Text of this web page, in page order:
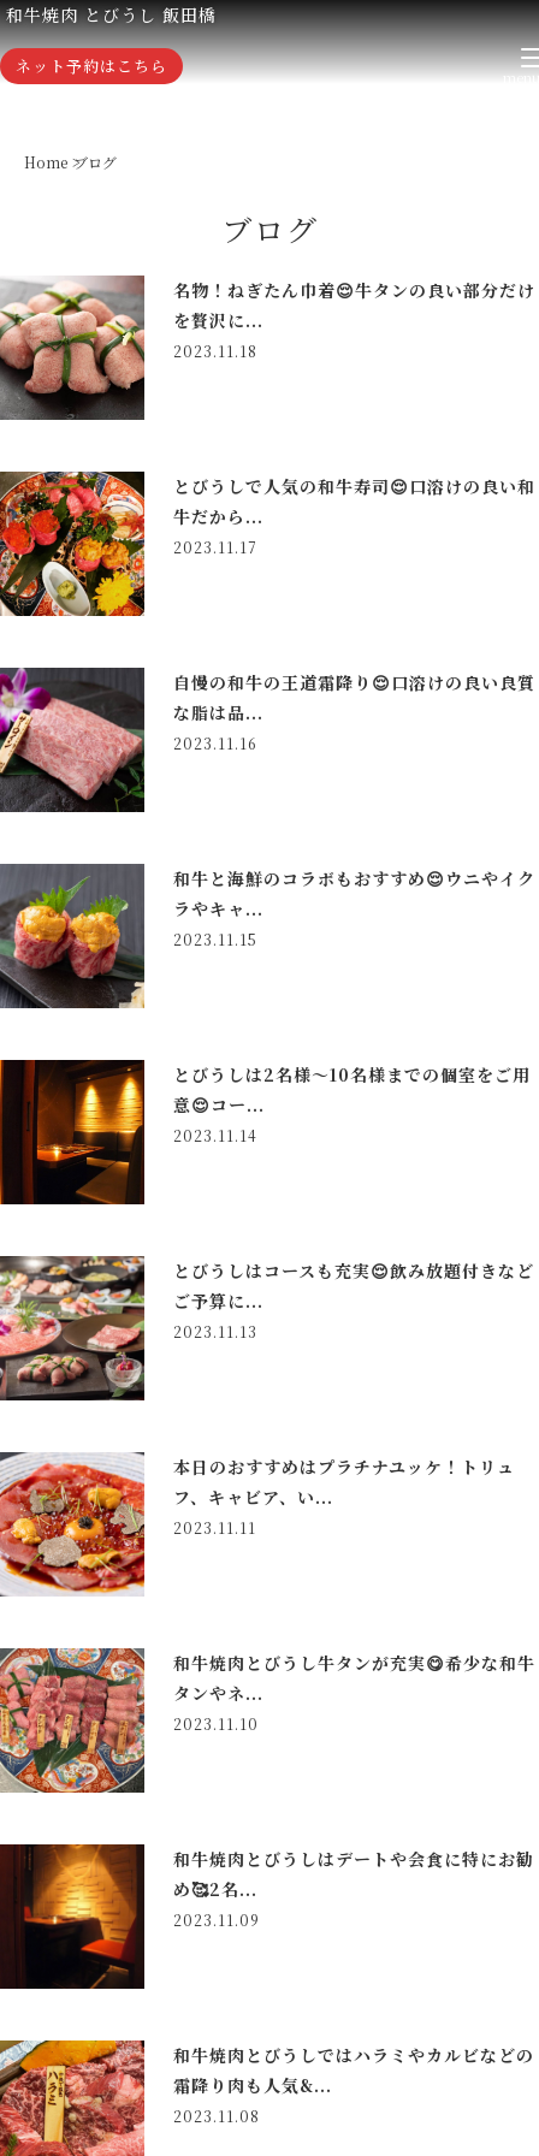
和牛焼肉 とびうし 飯田橋
ネット予約はこちら
Home ブログ
ブログ
名物！ねぎたん巾着😌牛タンの良い部分だけ
を贅沢に...
2023.11.18
とびうしで人気の和牛寿司😌口溶けの良い和
牛だから...
2023.11.17
自慢の和牛の王道霜降り😌口溶けの良い良質
な脂は品...
2023.11.16
和牛と海鮮のコラボもおすすめ😌ウニやイク
ラやキャ...
2023.11.15
とびうしは2名様〜10名様までの個室をご用
意😌コー...
2023.11.14
とびうしはコースも充実😌飲み放題付きなど
ご予算に...
2023.11.13
本日のおすすめはプラチナユッケ！トリュ
フ、キャビア、い...
2023.11.11
和牛焼肉とびうし牛タンが充実😋希少な和牛
タンやネ...
2023.11.10
和牛焼肉とびうしはデートや会食に特にお勧
め🥰2名...
2023.11.09
和牛焼肉とびうしではハラミやカルビなどの
霜降り肉も人気&...
2023.11.08